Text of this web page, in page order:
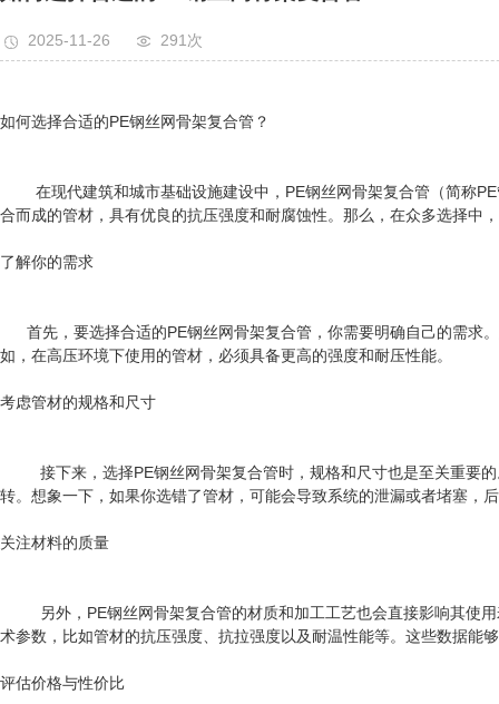
2025-11-26 291次
如何选择合适的PE钢丝网骨架复合管？
在现代建筑和城市基础设施建设中，PE钢丝网骨架复合管（简称PE
合而成的管材，具有优良的抗压强度和耐腐蚀性。那么，在众多选择中
了解你的需求
首先，要选择合适的PE钢丝网骨架复合管，你需要明确自己的需求
如，在高压环境下使用的管材，必须具备更高的强度和耐压性能。
考虑管材的规格和尺寸
接下来，选择PE钢丝网骨架复合管时，规格和尺寸也是至关重要的
转。想象一下，如果你选错了管材，可能会导致系统的泄漏或者堵塞，
关注材料的质量
另外，PE钢丝网骨架复合管的材质和加工工艺也会直接影响其使用
术参数，比如管材的抗压强度、抗拉强度以及耐温性能等。这些数据能
评估价格与性价比